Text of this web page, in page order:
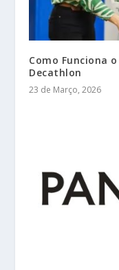
Como Funciona
Decathlon
23 de Março, 2026